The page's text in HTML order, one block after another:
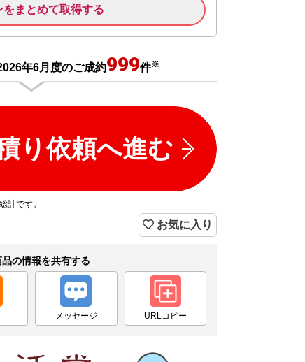
をまとめて取得する
年6月度のご成約999件※
り依頼へ進む
計です。
お気に入り
品の情報を共有する
メッセージ URLコピー